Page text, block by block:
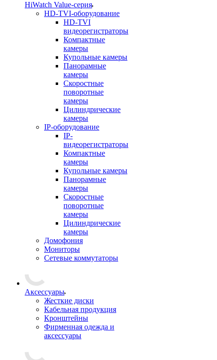
HiWatch Value-серия
HD-TVI-оборудование
HD-TVI
видеорегистраторы
Компактные
камеры
Купольные камеры
Панорамные
камеры
Скоростные
поворотные
камеры
Цилиндрические
камеры
IP-оборудование
IP-
видеорегистраторы
Компактные
камеры
Купольные камеры
Панорамные
камеры
Скоростные
поворотные
камеры
Цилиндрические
камеры
Домофония
Мониторы
Сетевые коммутаторы
Аксессуары
Жесткие диски
Кабельная продукция
Кронштейны
Фирменная одежда и
аксессуары